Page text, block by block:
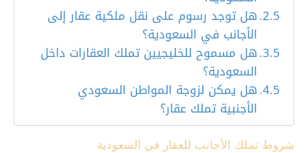
هل توجد رسوم على نقل ملكية عقار إلى
الأجانب في السعودية؟
هل مسموح للخليجيين تملك العقارات داخل
السعودية؟
هل يمكن لزوجة المواطن السعودي
الأجنبية تملك عقار؟
شروط تملك الأجانب للعقار في السعودية